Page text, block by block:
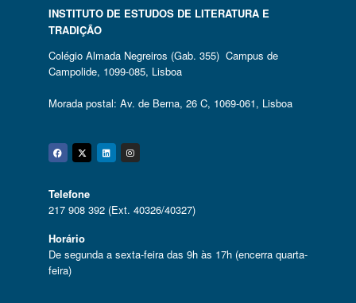
INSTITUTO DE ESTUDOS DE LITERATURA E
TRADIÇÃO
Colégio Almada Negreiros (Gab. 355) Campus de
Campolide, 1099-085, Lisboa
Morada postal: Av. de Berna, 26 C, 1069-061, Lisboa
Facebook
Twitter
Linkedin
Instagram
Telefone
217 908 392 (Ext. 40326/40327)
Horário
De segunda a sexta-feira das 9h às 17h (encerra quarta-
feira)